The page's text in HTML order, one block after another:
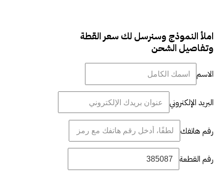
املأ النموذج وسنرسل لك سعر القطة
وتفاصيل الشحن
الاسم
البريد الإلكتروني
رقم هاتفك
رقم القطعة